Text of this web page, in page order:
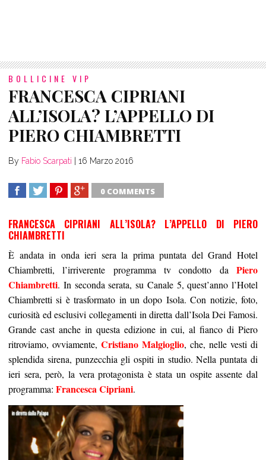
BOLLICINE VIP
FRANCESCA CIPRIANI
ALL’ISOLA? L’APPELLO DI
PIERO CHIAMBRETTI
By Fabio Scarpati 16 Marzo 2016
0 COMMENTS
FRANCESCA CIPRIANI ALL’ISOLA? L’APPELLO DI PIERO
CHIAMBRETTI
È andata in onda ieri sera la prima puntata del Grand Hotel
Chiambretti, l’irriverente programma tv condotto da Piero
Chiambretti. In seconda serata, su Canale 5, quest’anno l’Hotel
Chiambretti si è trasformato in un dopo Isola. Con notizie, foto,
curiosità ed esclusivi collegamenti in diretta dall’Isola Dei Famosi.
Grande cast anche in questa edizione in cui, al fianco di Piero
ritroviamo, ovviamente, Cristiano Malgioglio, che, nelle vesti di
splendida sirena, punzecchia gli ospiti in studio. Nella puntata di
ieri sera, però, la vera protagonista è stata un ospite assente dal
programma: Francesca Cipriani.